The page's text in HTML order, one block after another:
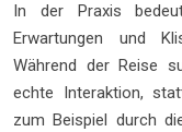
In der Praxis
Erwartungen und
Während der Reise
echte Interaktion,
zum Beispiel durch